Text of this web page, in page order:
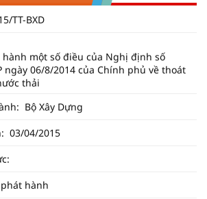
TT-BXD
một số điều của Nghị định số
ngày 06/8/2014 của Chính phủ về thoát
thải
Bộ Xây Dựng
03/04/2015
hành